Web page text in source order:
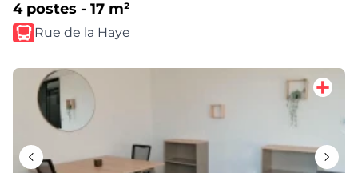
4 postes - 17 m²
Rue de la Haye